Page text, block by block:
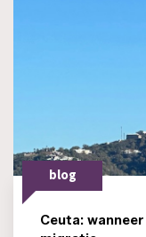
blog
Ceuta: